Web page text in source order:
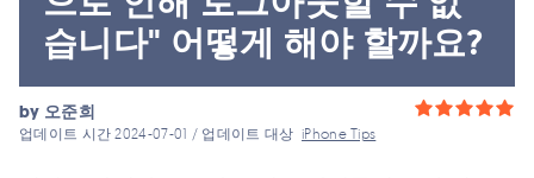
습니다" 어떻게 해야 할까요?
by 오준희
업데이트 시간 2024-07-01 / 업데이트 대상iPhone Tips